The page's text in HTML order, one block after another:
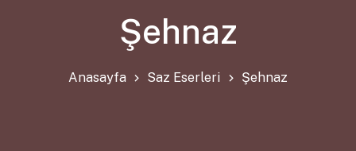
Şehnaz
Anasayfa Saz Eserleri Şehnaz